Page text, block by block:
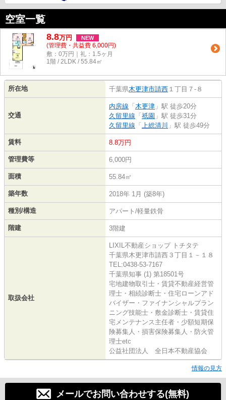
空室一覧
8.8万円 NEW
(管理費・共益費 6,000円)
敷：0万円｜礼：1.5ヶ月
1階 / 2LDK / 55.84㎡
所在地 千葉県木更津市請西 １丁目７-８
交通
内房線 「 木更津 」駅 徒歩20分
久留里線 「 祇園 」駅 徒歩31分
久留里線 「 上総清川 」駅 徒歩49分
賃料 8.8万円
管理費等 6,000円
面積 55.84㎡
築年数 2018年 1月 (築8年)
種別/構造 アパート/軽量鉄骨
階建 3階建
取扱会社
LIXIL不動産ショップ トチタテ
千葉県木更津市請西３丁目１－１８
TEL:0438-53-7167
千葉県知事 (1) 第18501号
宅地建物取引士・賃貸不動産経営管
理士・相続診断士・住宅ローンアド
バイザー・ファイナンシャルプラン
ニング技能士・敷金診断士・賃貸住
宅メンテナンス主任者・少額短期保
険募集人・損害保険募集人・防火管
理士etc
公益社団法人 全日本不動産協会
情報の見方
メールでお問い合わせする(無料)